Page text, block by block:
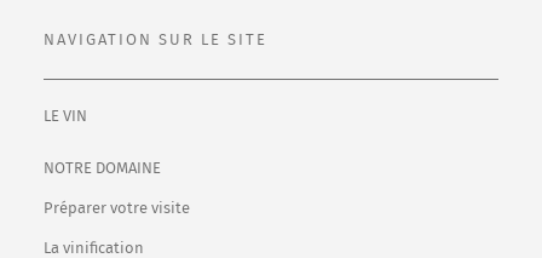
NAVIGATION SUR LE SITE
LE VIN
NOTRE DOMAINE
Préparer votre visite
La vinification